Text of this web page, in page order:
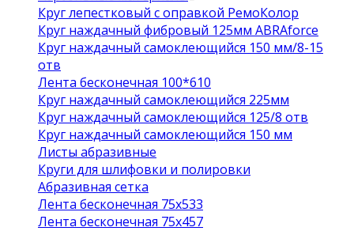
Круг лепестковый с оправкой РемоКолор
Круг наждачный фибровый 125мм ABRAforce
Круг наждачный самоклеющийся 150 мм/8-15
отв
Лента бесконечная 100*610
Круг наждачный самоклеющийся 225мм
Круг наждачный самоклеющийся 125/8 отв
Круг наждачный самоклеющийся 150 мм
Листы абразивные
Круги для шлифовки и полировки
Абразивная сетка
Лента бесконечная 75х533
Лента бесконечная 75х457